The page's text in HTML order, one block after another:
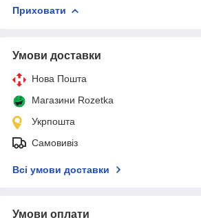
Приховати
Умови доставки
Нова Пошта
Магазини Rozetka
Укрпошта
Самовивіз
Всі умови доставки
Умови оплати